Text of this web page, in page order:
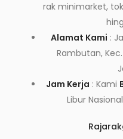
rak minimarket,
Alamat Kami :
Rambutan,
Jam Kerja : Kami
Libur